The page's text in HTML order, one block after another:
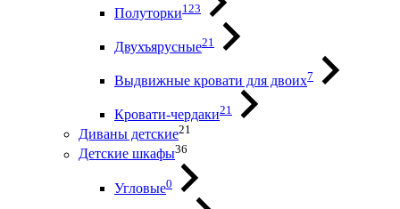
Полуторки123
Двухъярусные21
Выдвижные кровати для двоих7
Кровати-чердаки21
Диваны детские21
Детские шкафы36
Угловые0